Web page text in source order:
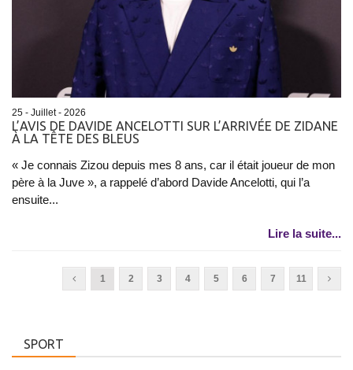
25 - Juillet - 2026
L’AVIS DE DAVIDE ANCELOTTI SUR L’ARRIVÉE DE ZIDANE
À LA TÊTE DES BLEUS
« Je connais Zizou depuis mes 8 ans, car il était joueur de mon
père à la Juve », a rappelé d’abord Davide Ancelotti, qui l’a
ensuite...
Lire la suite...
1 2 3 4 5 6 7 11
SPORT